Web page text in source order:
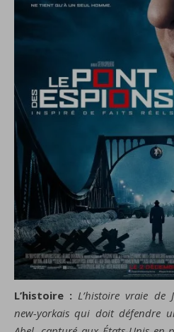
L’histoire :L’histoire vraie de
new-yorkais qui doit défendre